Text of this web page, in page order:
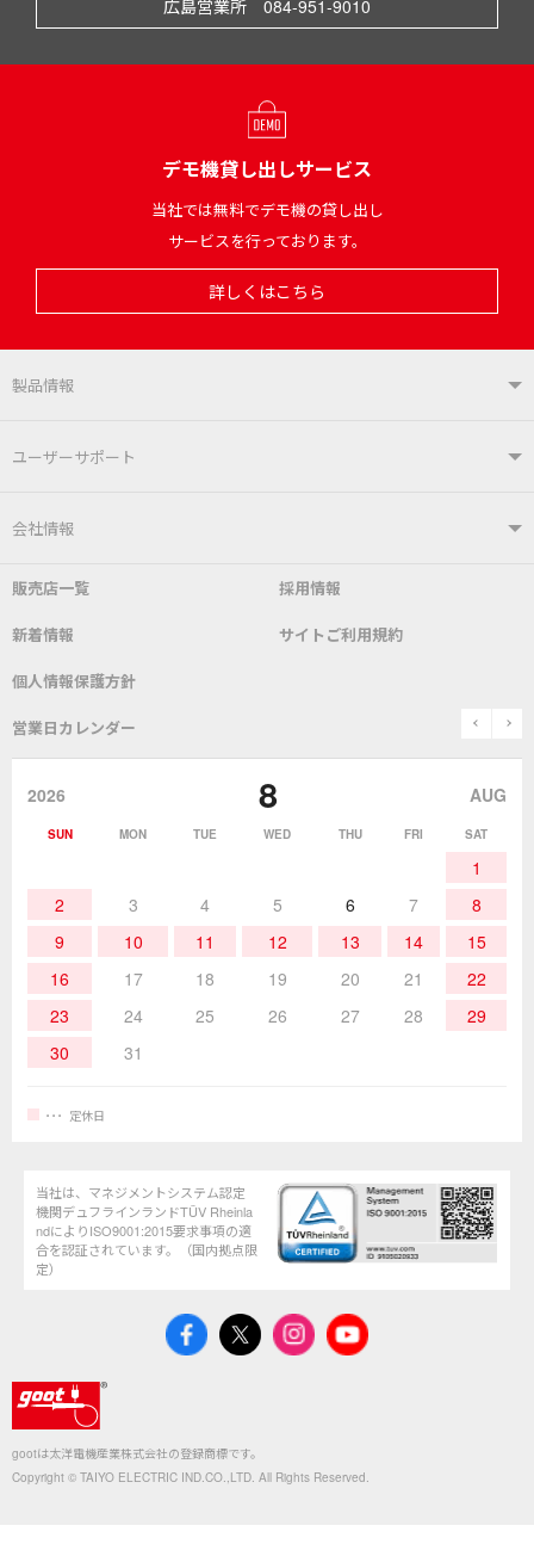
広島営業所 084-951-9010
デモ機貸し出しサービス
当社では無料でデモ機の貸し出し
サービスを行っております。
詳しくはこちら
製品情報
製品情報TOP
はんだ付けシステム
こて先 自動はんだ送り装置
表面実装/SMT関連
作業環境／材料
ユーザーサポート
ユーザーサポートTOP
よくあるご質問 デモ機貸し出しサービス
SDS(MSDS)製品
取扱説明書
該非説明発行の申込み
会社情報
会社概要 社長あいさつ
グットのあゆみ
販売店一覧 採用情報
新着情報 サイトご利用規約
個人情報保護方針
営業日カレンダー prev
2026 8 AUG
SUN MON TUE WED THU FRI SAT
1
2
3 4 5 6 7
8
9
10 11 12 13 14
15
16
17 18 19 20 21
22
23
24 25 26 27 28
29
30
31
定休日
当社は、マネジメントシステム認定
機関デュフラインランドTÜV Rheinla
ndによりISO9001:2015要求事項の適
合を認証されています。（国内拠点限
定）
gootは太洋電機産業株式会社の登録商標です。
Copyright © TAIYO ELECTRIC IND.CO.,LTD. All Rights Reserved.